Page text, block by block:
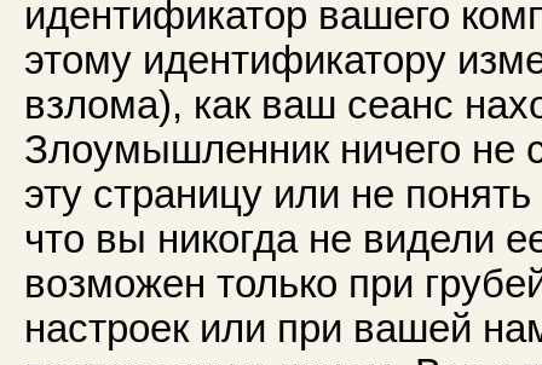
идентификатор вашего
этому идентификатору
взлома), как ваш сеанс
Злоумышленник ничего не
эту страницу или не
что вы никогда не видели
возможен только при
настроек или при вашей